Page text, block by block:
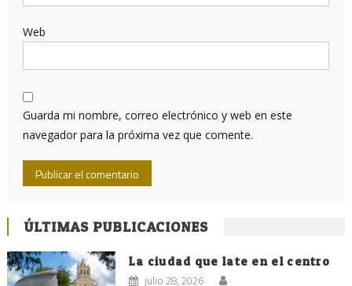
Web
Guarda mi nombre, correo electrónico y web en este
navegador para la próxima vez que comente.
ÚLTIMAS PUBLICACIONES
La ciudad que late en el centro
julio 28, 2026